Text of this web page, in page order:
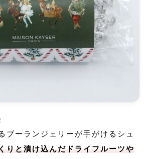
ブーランジェリーが手がけるシュ
りと漬け込んだドライフルーツや